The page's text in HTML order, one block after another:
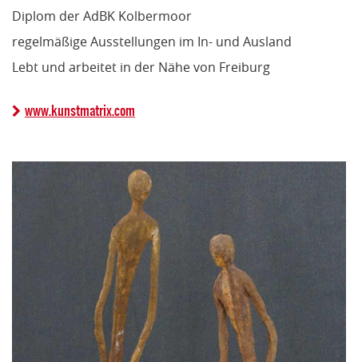
Diplom der AdBK Kolbermoor
regelmäßige Ausstellungen im In- und Ausland
Lebt und arbeitet in der Nähe von Freiburg
www.kunstmatrix.com